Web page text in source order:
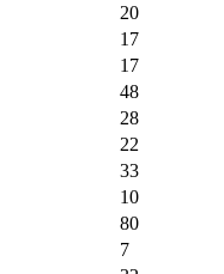
20
17
17
48
28
22
33
10
80
7